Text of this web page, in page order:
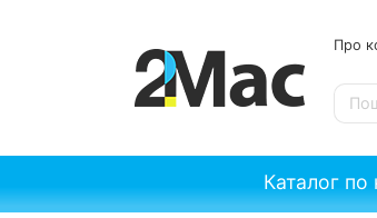
SE
Каталог по